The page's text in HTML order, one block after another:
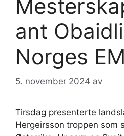
ant
Norges
5. november 2024 av
Tirsdag presenterte
Hergeirsson troppen som